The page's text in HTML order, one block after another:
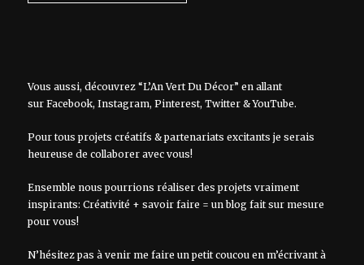
Vous aussi, découvrez “L’An Vert Du Décor” en allant
sur Facebook, Instagram, Pinterest, Twitter&YouTube.
Pour tous projets créatifs & partenariats excitants je serais
heureuse de collaborer avec vous!
Ensemble nous pourrions réaliser des projets vraiment
inspirants: Créativité + savoir faire = un blog fait sur mesure
pour vous!
N’hésitez pas à venir me faire un petit coucou en m’écrivant à